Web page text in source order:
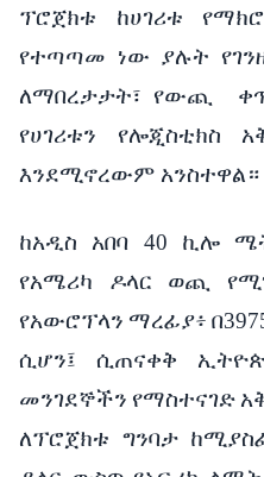
ፕሮጀክቱ ከሀገሪቱ የማክሮ
የተጣጣመ ነው ያሉት
ለማበረታታት፣ የውጪ
የሀገሪቱን
የሎጂስቲክስ
እንደሚኖረውም አንስተዋል።
ከአዲስ አበባ40 ኪሎ
የአሜሪካ
ዶላር ወጪ
የአውሮፕላን ማረፊያ፥ በ
ሲሆን፤
ሲጠናቀቅ
መንገደኞችን የማስተናገድ
ለፕሮጀክቱ ግንባታ